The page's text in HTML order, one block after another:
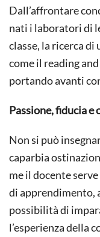
Dall’affrontare
nati i laboratori di
classe, la ricerca
come il reading
portando avanti
Passione, fiducia
Non si può
caparbia
me il docente
di apprendimento,
possibilità di
l’esperienza della